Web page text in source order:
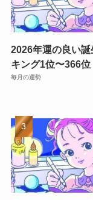
2026年運の良い
キング1位〜366位
毎月の運勢